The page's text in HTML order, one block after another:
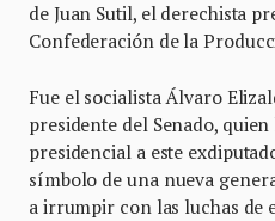
de Juan Sutil, el derechista
Confederación de la
Fue el socialista Álvaro
presidente del Senado,
presidencial a este
símbolo de una nueva
a irrumpir con las luchas de